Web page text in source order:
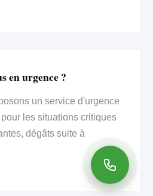
en urgence ?
un service d'urgence
les situations critiques
dégâts suite à